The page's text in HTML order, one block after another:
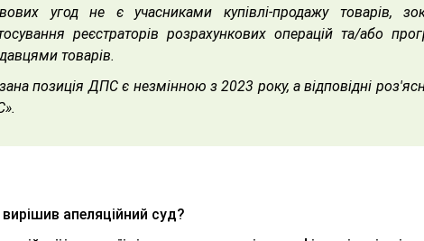
угод не є учасниками купівлі-продажу товарів,
реєстраторів розрахункових операцій та/або
товарів.
позиція ДПС є незмінною з 2023 року, а відповідні
апеляційний суд?